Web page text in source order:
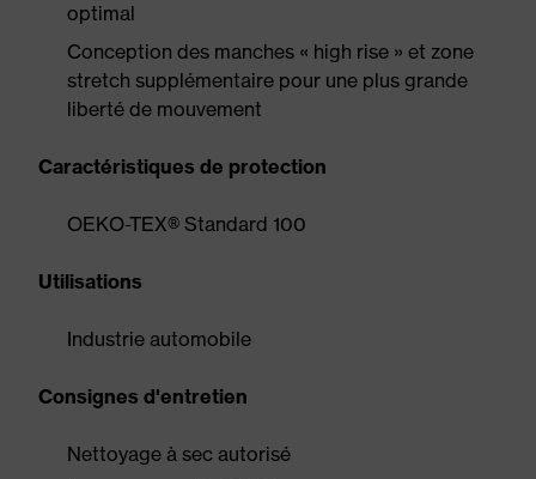
optimal
Conception des manches « high rise » et zone
stretch supplémentaire pour une plus grande
liberté de mouvement
Caractéristiques de protection
OEKO-TEX® Standard 100
Utilisations
Industrie automobile
Consignes d'entretien
Nettoyage à sec autorisé